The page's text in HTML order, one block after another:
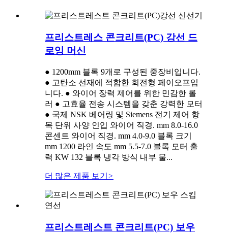
프리스트레스 콘크리트(PC) 강선 드
로잉 머신
● 1200mm 블록 9개로 구성된 중장비입니다.
● 고탄소 선재에 적합한 회전형 페이오프입
니다. ● 와이어 장력 제어를 위한 민감한 롤
러 ● 고효율 전송 시스템을 갖춘 강력한 모터
● 국제 NSK 베어링 및 Siemens 전기 제어 항
목 단위 사양 인입 와이어 직경. mm 8.0-16.0
콘센트 와이어 직경. mm 4.0-9.0 블록 크기
mm 1200 라인 속도 mm 5.5-7.0 블록 모터 출
력 KW 132 블록 냉각 방식 내부 물...
더 많은 제품 보기 >
프리스트레스트 콘크리트(PC) 보우